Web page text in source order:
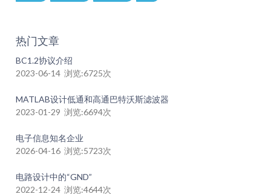
热门文章
BC1.2协议介绍
2023-06-14 浏览:6725次
MATLAB设计低通和高通巴特沃斯滤波器
2023-01-29 浏览:6694次
电子信息知名企业
2026-04-16 浏览:5723次
电路设计中的“GND”
2022-12-24 浏览:4644次